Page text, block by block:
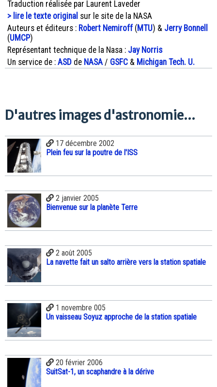
Traduction réalisée par Laurent Laveder
> lire le texte original sur le site de la NASA
Auteurs et éditeurs : Robert Nemiroff( MTU) & Jerry Bonnell
(UMCP)
Représentant technique de la Nasa : Jay Norris
Un service de : ASD de NASA/ GSFC & Michigan Tech. U.
D'autres images d'astronomie...
17 décembre 2002
Plein feu sur la poutre de l'ISS
2 janvier 2005
Bienvenue sur la planète Terre
2 août 2005
La navette fait un salto arrière vers la station spatiale
1 novembre 005
Un vaisseau Soyuz approche de la station spatiale
20 février 2006
SuitSat-1, un scaphandre à la dérive